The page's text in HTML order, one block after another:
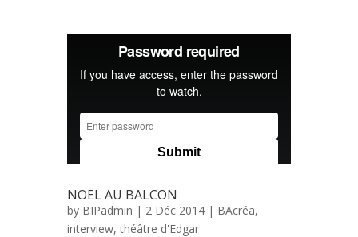
NOËL AU BALCON
by BIPadmin | 2 Déc 2014 | BAcréa,
interview,théâtre d'Edgar